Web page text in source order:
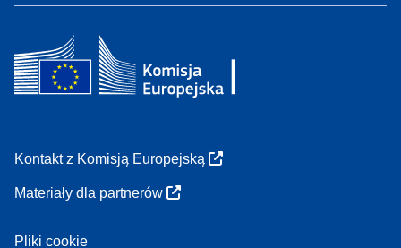
Kontakt z Komisją Europejską
Materiały dla partnerów
Pliki cookie